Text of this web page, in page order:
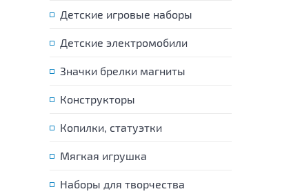
Детские игровые наборы
Детские электромобили
Значки брелки магниты
Конструкторы
Копилки, статуэтки
Мягкая игрушка
Наборы для творчества
Кукла в красном платье
81651 Код: 81652